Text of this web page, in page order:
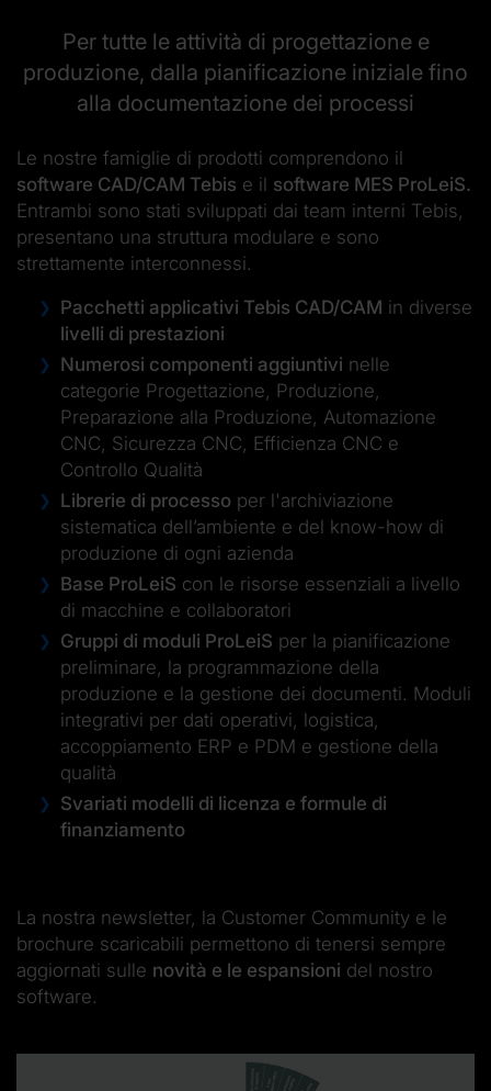
Per tutte le attività di progettazione e
produzione, dalla pianificazione iniziale fino
alla documentazione dei processi
Le nostre famiglie di prodotti comprendono il
software CAD/CAM Tebis e il software MES ProLeiS.
Entrambi sono stati sviluppati dai team interni Tebis,
presentano una struttura modulare e sono
strettamente interconnessi.
Pacchetti applicativi Tebis CAD/CAM in diverse
livelli di prestazioni
Numerosi componenti aggiuntivi nelle
categorie Progettazione, Produzione,
Preparazione alla Produzione, Automazione
CNC, Sicurezza CNC, Efficienza CNC e
Controllo Qualità
Librerie di processo per l'archiviazione
sistematica dell’ambiente e del know-how di
produzione di ogni azienda
Base ProLeiS con le risorse essenziali a livello
di macchine e collaboratori
Gruppi di moduli ProLeiS per la pianificazione
preliminare, la programmazione della
produzione e la gestione dei documenti. Moduli
integrativi per dati operativi, logistica,
accoppiamento ERP e PDM e gestione della
qualità
Svariati modelli di licenza e formule di
finanziamento
La nostra newsletter, la Customer Community e le
brochure scaricabili permettono di tenersi sempre
aggiornati sulle novità e le espansioni del nostro
software.